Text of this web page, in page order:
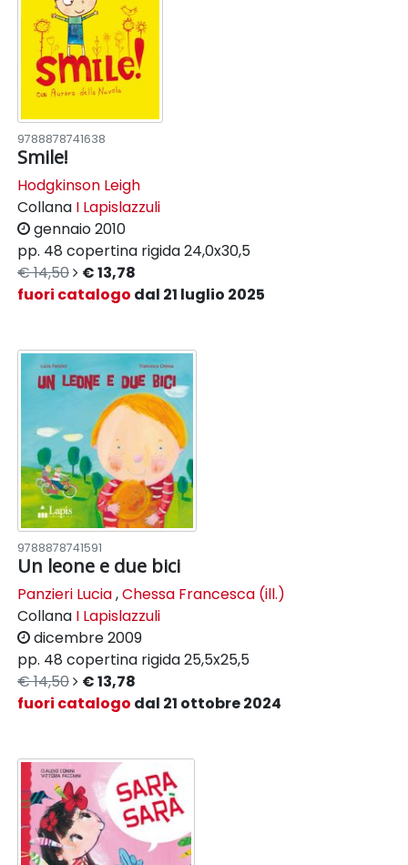
9788878741638
Smile!
Hodgkinson Leigh
Collana I Lapislazzuli
gennaio 2010
pp. 48 copertina rigida24,0x30,5
€ 14,50
€ 13,78
fuori catalogo dal 21 luglio 2025
9788878741591
Un leone e due bici
Panzieri Lucia,Chessa Francesca (ill.)
Collana I Lapislazzuli
dicembre 2009
pp. 48 copertina rigida25,5x25,5
€ 14,50
€ 13,78
fuori catalogo dal 21 ottobre 2024